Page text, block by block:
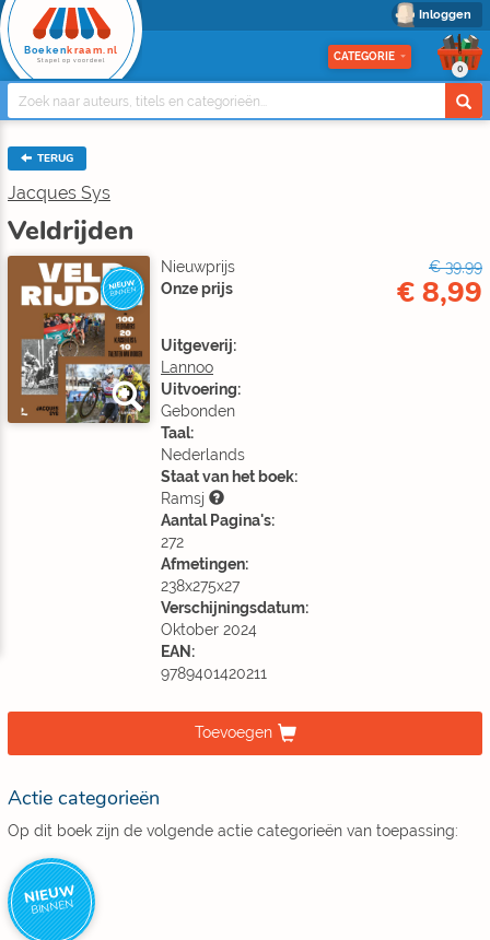
Inloggen
Boeken kraam.nl
Stapel op voordeel CATEGORIE
0
TERUG
Jacques Sys
Veldrijden
NIEUW
BINNEN
Nieuwprijs
€ 39,99
Onze prijs
€ 8,99
Uitgeverij:
Lannoo
Uitvoering:
Gebonden
Taal:
Nederlands
Staat van het boek:
Ramsj
Aantal Pagina's:
272
Afmetingen:
238x275x27
Verschijningsdatum:
Oktober 2024
EAN:
9789401420211
Toevoegen
Actie categorieën
Op dit boek zijn de volgende actie categorieën van toepassing:
NIEUW
BINNEN